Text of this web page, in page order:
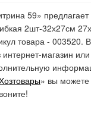
59» предлагает
2шт-32х27см
товара - 003520.
магазин
» вы можете